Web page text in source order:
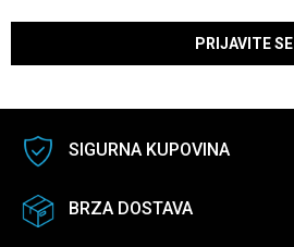
PRIJAVITE SE
SIGURNA KUPOVINA
BRZA DOSTAVA